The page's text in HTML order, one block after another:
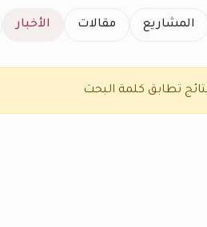
المشاريع مقالات الأخبار
تطابق كلمة البحث